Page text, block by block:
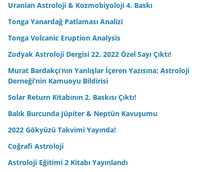
Uranian Astroloji & Kozmobiyoloji 4. Baskı
Tonga Yanardağ Patlaması Analizi
Tonga Volcanic Eruption Analysis
Zodyak Astroloji Dergisi 22. 2022 Özel Sayı Çıktı!
Murat Bardakçı’nın Yanlışlar İçeren Yazısına; Astroloji
Derneği’nin Kamuoyu Bildirisi
Solar Return Kitabının 2. Baskısı Çıktı!
Balık Burcunda Jüpiter & Neptün Kavuşumu
2022 Gökyüzü Takvimi Yayında!
Coğrafi Astroloji
Astroloji Eğitimi 2 Kitabı Yayınlandı